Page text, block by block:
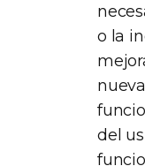
o la
del